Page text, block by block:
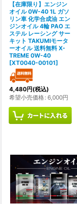
【在庫限り】エンジン
オイル 0W-40 1L ガソ
リン車 化学合成油 エン
ジンオイル 4輪 PAO エ
ステル レーシング サー
キット TAKUMIモータ
ーオイル 送料無料 X-
TREME 0W-40
[XT0040-00101]
4,480円(税込)
希望小売価格: 6,000円